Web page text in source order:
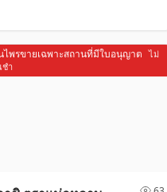
พรขายเฉพาะสถานที่มีใบอนุญาต ไม่
ำ